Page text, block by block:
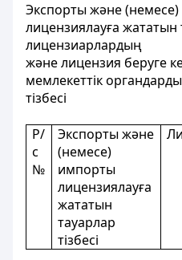
Экспорты және
лицензиялауға
лицензиарлардың
және лицензия беруге
мемлекеттік
тізбесі
Р/
с
№
Экспорты және
(немесе)
импорты
лицензиялауға
жататын
тауарлар
тізбесі